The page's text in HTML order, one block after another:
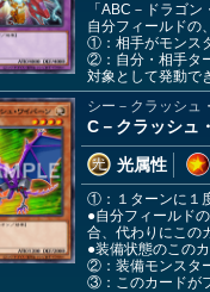
「ABC－ドラゴ
自分フィールドの
①：相手がモンス
②：自分・相手タ
対象として発動で
シー－クラッシュ
C－クラッシュ
光属性
①：１ターンに１
●自分フィールド
合、代わりにこの
●装備状態のこの
②：装備モンスタ
③：このカードが